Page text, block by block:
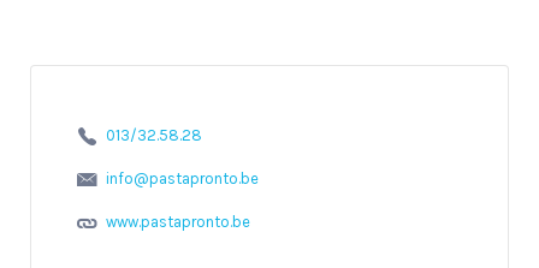
013/32.58.28
info@pastapronto.be
www.pastapronto.be